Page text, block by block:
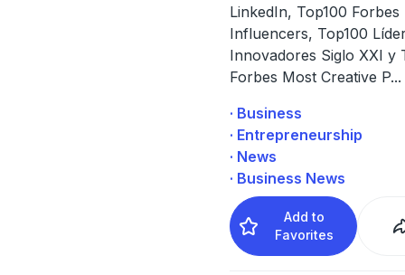
LinkedIn, Top100 Forbes
Influencers, Top100
Innovadores Siglo XXI y
Forbes Most Creative P...
· Business
· Entrepreneurship
· News
· Business News
Add to
Favorites